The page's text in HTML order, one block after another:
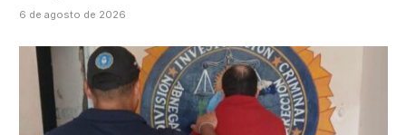
6 de agosto de 2026